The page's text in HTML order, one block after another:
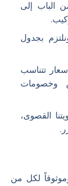
الباب إلى
بجدول
تتناسب
وخصومات
القصوى،
لكل من